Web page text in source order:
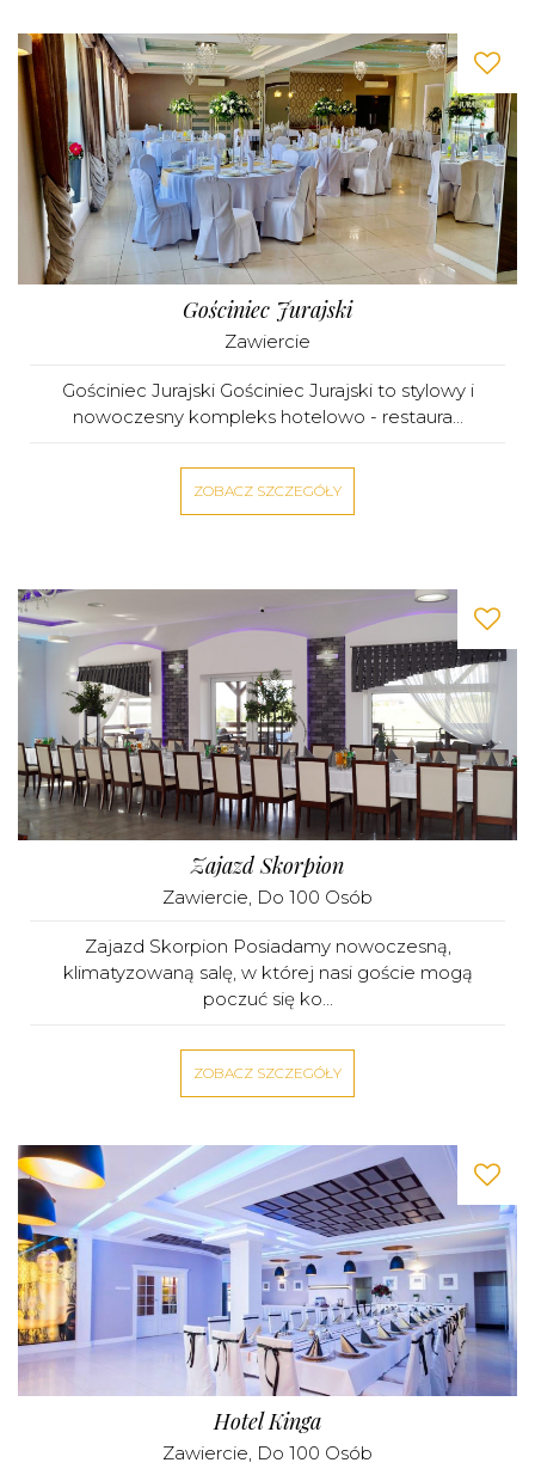
Gościniec Jurajski
Zawiercie
Gościniec Jurajski Gościniec Jurajski to stylowy i
nowoczesny kompleks hotelowo - restaura...
ZOBACZ SZCZEGÓŁY
Zajazd Skorpion
Zawiercie, Do 100 Osób
Zajazd Skorpion Posiadamy nowoczesną,
klimatyzowaną salę, w której nasi goście mogą
poczuć się ko...
ZOBACZ SZCZEGÓŁY
Hotel Kinga
Zawiercie, Do 100 Osób